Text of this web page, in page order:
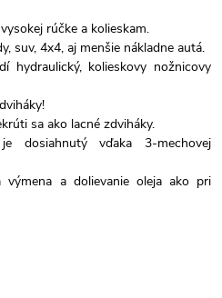
rúčke a kolieskam.
suv, 4x4, aj menšie nákladne autá.
hydraulický, kolieskovy nožnicovy
sa ako lacné zdviháky.
dosiahnutý vďaka 3-mechovej
výmena a dolievanie oleja ako pri